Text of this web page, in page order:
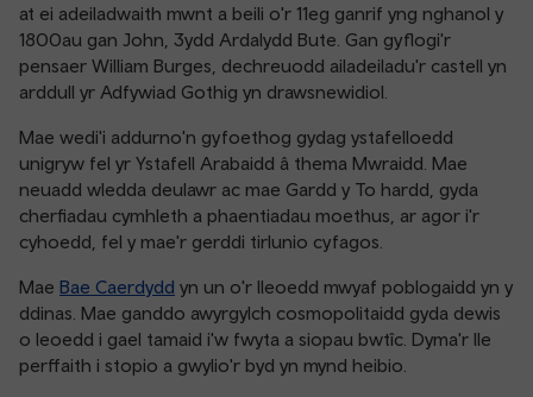
at ei adeiladwaith mwnt a beili o'r 11eg ganrif yng nghanol y
1800au gan John, 3ydd Ardalydd Bute. Gan gyflogi'r
pensaer William Burges, dechreuodd ailadeiladu'r castell yn
arddull yr Adfywiad Gothig yn drawsnewidiol.
Mae wedi'i addurno'n gyfoethog gydag ystafelloedd
unigryw fel yr Ystafell Arabaidd â thema Mwraidd. Mae
neuadd wledda deulawr ac mae Gardd y To hardd, gyda
cherfiadau cymhleth a phaentiadau moethus, ar agor i'r
cyhoedd, fel y mae'r gerddi tirlunio cyfagos.
Mae Bae Caerdydd yn un o'r lleoedd mwyaf poblogaidd yn y
ddinas. Mae ganddo awyrgylch cosmopolitaidd gyda dewis
o leoedd i gael tamaid i'w fwyta a siopau bwtîc. Dyma'r lle
perffaith i stopio a gwylio'r byd yn mynd heibio.